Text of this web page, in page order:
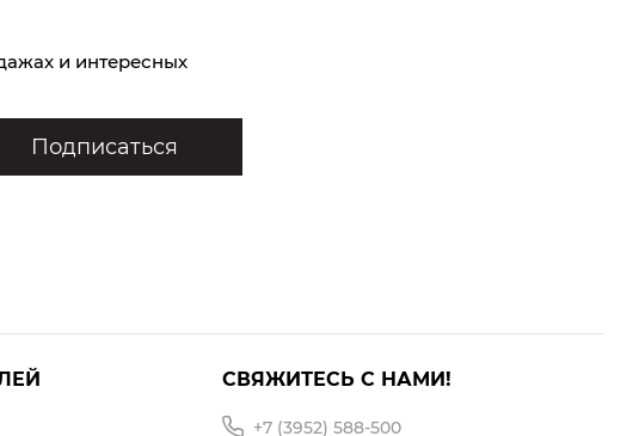
и интересных
Подписаться
СВЯЖИТЕСЬ С НАМИ!
+7 (3952) 588-500